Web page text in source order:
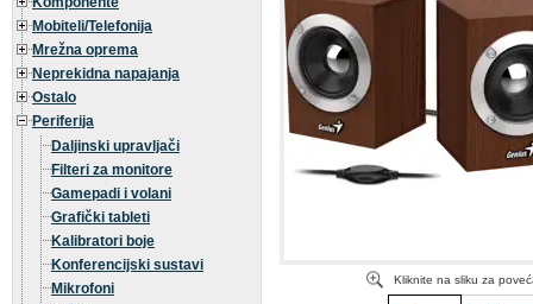
Mobiteli/Telefonija
Mrežna oprema
Neprekidna napajanja
Ostalo
Periferija
Daljinski upravljači
Filteri za monitore
Gamepadi i volani
Grafički tableti
Kalibratori boje
Konferencijski sustavi
Mikrofoni
Kliknite na sliku za